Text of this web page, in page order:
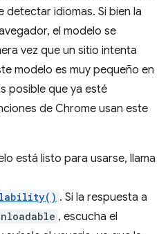
idiomas. Si bien la
el modelo se
vez que un sitio intenta
modelo es muy pequeño en
posible que ya esté
de Chrome usan este
está listo para usarse, llama
. Si la respuesta a
, escucha el